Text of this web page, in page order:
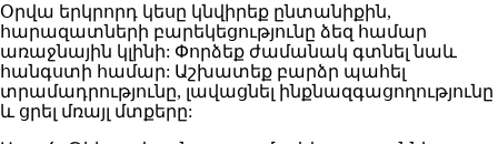
Օրվա երկրորդ կեսը կնվիրեք ընտանիքին,
հարազատների բարեկեցությունը ձեզ համար
առաջնային կլինի: Փորձեք ժամանակ գտնել նաև
հանգստի համար: Աշխատեք բարձր պահել
տրամադրությունը, լավացնել ինքնազգացողությունը
և ցրել մռայլ մտքերը: